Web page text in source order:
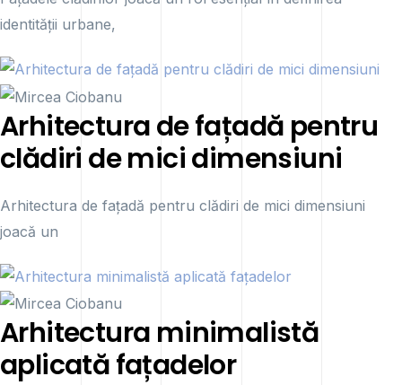
identității urbane,
Arhitectura de fațadă pentru
clădiri de mici dimensiuni
Arhitectura de fațadă pentru clădiri de mici dimensiuni
joacă un
Arhitectura minimalistă
aplicată fațadelor